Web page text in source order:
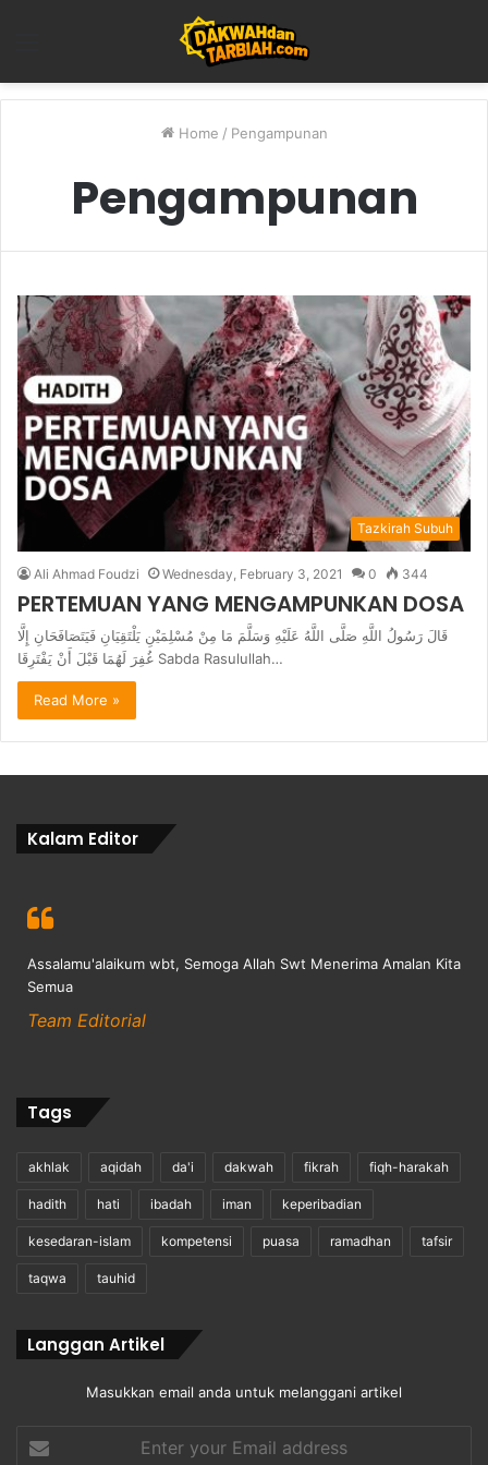
Home / Pengampunan
Pengampunan
Tazkirah Subuh
Ali Ahmad Foudzi Wednesday, February 3, 2021 0 344
PERTEMUAN YANG MENGAMPUNKAN DOSA
قَالَ رَسُولُ اللَّهِ صَلَّى اللَّهُ عَلَيْهِ وَسَلَّمَ مَا مِنْ مُسْلِمَيْنِ يَلْتَقِيَانِ فَيَتَصَافَحَانِ إِلَّا
غُفِرَ لَهُمَا قَبْلَ أَنْ يَفْتَرِقَا Sabda Rasulullah…
Read More »
Kalam Editor
Assalamu'alaikum wbt, Semoga Allah Swt Menerima Amalan Kita
Semua
Team Editorial
Tags
akhlak aqidah da'i dakwah fikrah fiqh-harakah
hadith hati ibadah iman keperibadian
kesedaran-islam kompetensi puasa ramadhan tafsir
taqwa tauhid
Langgan Artikel
Masukkan email anda untuk melanggani artikel
your